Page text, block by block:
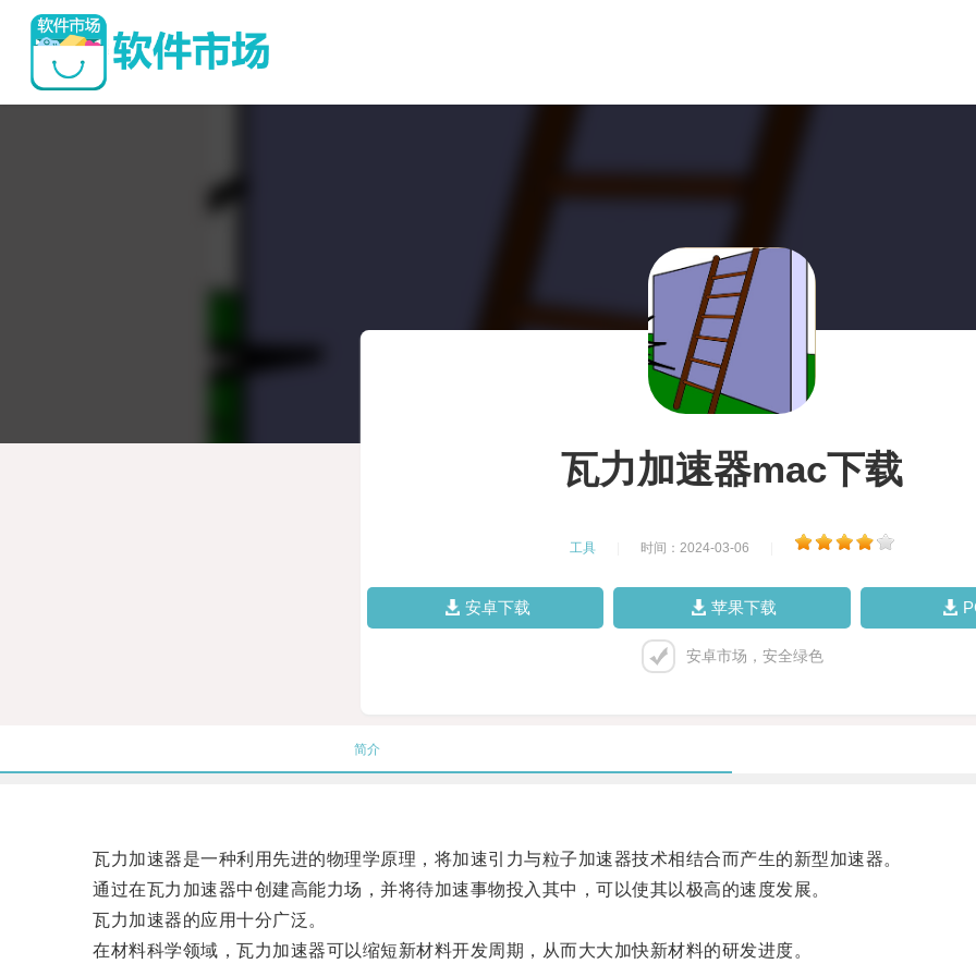
瓦力加速器mac下载
工具 时间：2024-03-06
安卓下载 苹果下载
安卓市场，安全绿色
简介
瓦力加速器是一种利用先进的物理学原理，将加速引力与粒子加速器技术相结合而产生的新型加速器。
通过在瓦力加速器中创建高能力场，并将待加速事物投入其中，可以使其以极高的速度发展。
瓦力加速器的应用十分广泛。
在材料科学领域，瓦力加速器可以缩短新材料开发周期，从而大大加快新材料的研发进度。